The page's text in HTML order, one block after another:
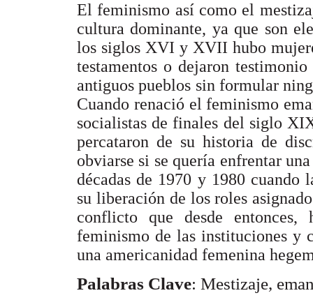
El feminismo así como el
cultura dominante, ya que son
los siglos XVI y XVII hubo
testamentos o dejaron
antiguos pueblos sin formular
Cuando renació el feminismo
socialistas de finales del siglo
percataron de su historia de
obviarse si se quería enfrentar
décadas de 1970 y 1980 cuando
su liberación de los roles
conflicto que desde
feminismo de las instituciones
una americanidad femenina
Palabras Clave: Mestizaje,